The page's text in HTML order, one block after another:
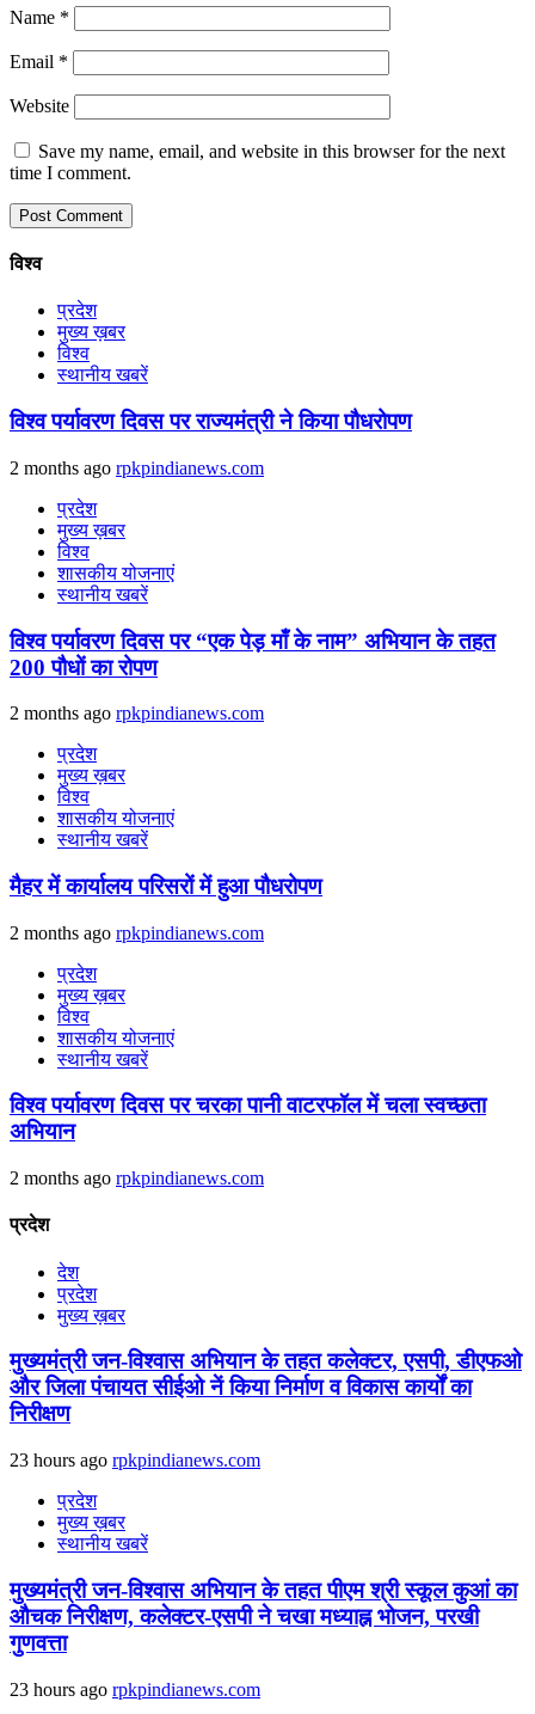
Name *
Email *
Website
Save my name, email, and website in this browser for the next
time I comment.
विश्व
प्रदेश
मुख्य ख़बर
विश्व
स्थानीय खबरें
विश्व पर्यावरण दिवस पर राज्यमंत्री ने किया पौधरोपण
2 months ago rpkpindianews.com
प्रदेश
मुख्य ख़बर
विश्व
शासकीय योजनाएं
स्थानीय खबरें
विश्व पर्यावरण दिवस पर “एक पेड़ माँ के नाम” अभियान के तहत
200 पौधों का रोपण
2 months ago rpkpindianews.com
प्रदेश
मुख्य ख़बर
विश्व
शासकीय योजनाएं
स्थानीय खबरें
मैहर में कार्यालय परिसरों में हुआ पौधरोपण
2 months ago rpkpindianews.com
प्रदेश
मुख्य ख़बर
विश्व
शासकीय योजनाएं
स्थानीय खबरें
विश्व पर्यावरण दिवस पर चरका पानी वाटरफॉल में चला स्वच्छता
अभियान
2 months ago rpkpindianews.com
प्रदेश
देश
प्रदेश
मुख्य ख़बर
मुख्यमंत्री जन-विश्वास अभियान के तहत कलेक्टर, एसपी, डीएफओ
और जिला पंचायत सीईओ नें किया निर्माण व विकास कार्यों का
निरीक्षण
23 hours ago rpkpindianews.com
प्रदेश
मुख्य ख़बर
स्थानीय खबरें
मुख्यमंत्री जन-विश्वास अभियान के तहत पीएम श्री स्कूल कुआं का
औचक निरीक्षण, कलेक्टर-एसपी ने चखा मध्याह्न भोजन, परखी
गुणवत्ता
23 hours ago rpkpindianews.com